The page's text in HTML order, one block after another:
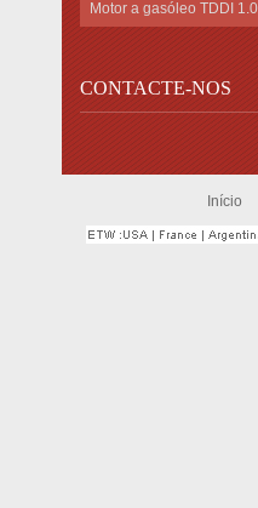
Motor a gasóleo TDDI
CONTACTE-NOS
Início